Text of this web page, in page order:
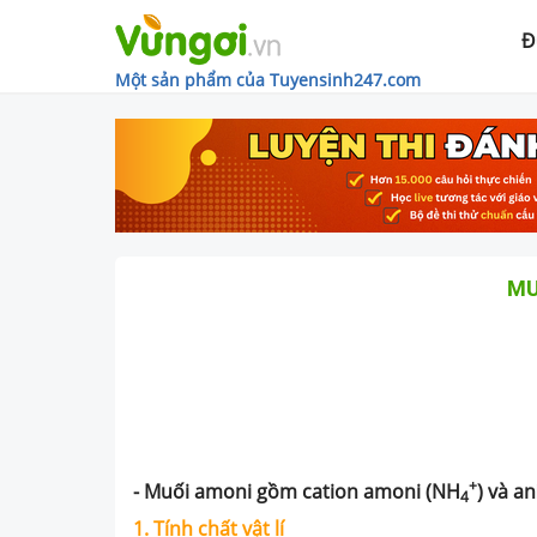
Một sản phẩm của Tuyensinh247.com
- Muối amoni gồm cation amoni (NH4
+) và
1. Tính chất vật lí